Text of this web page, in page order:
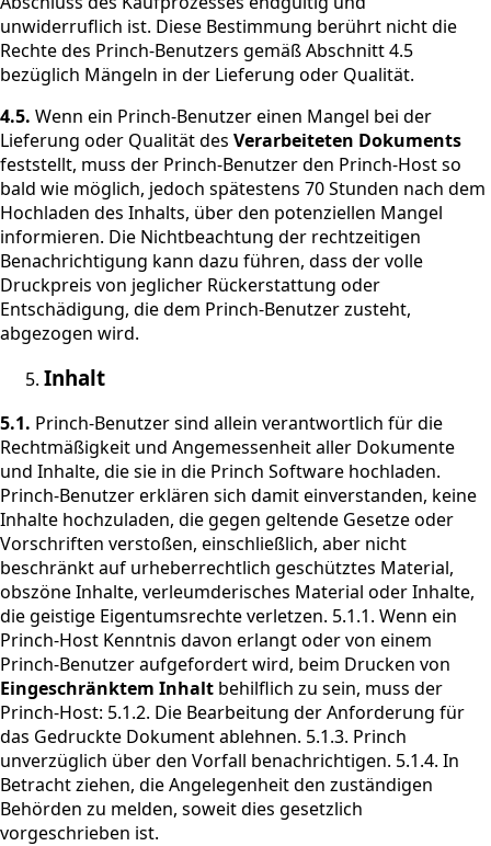
unwiderruflich ist. Diese Bestimmung berührt nicht die
Rechte des Princh-Benutzers gemäß Abschnitt 4.5
bezüglich Mängeln in der Lieferung oder Qualität.
4.5. Wenn ein Princh-Benutzer einen Mangel bei der
Lieferung oder Qualität des Verarbeiteten Dokuments
feststellt, muss der Princh-Benutzer den Princh-Host so
bald wie möglich, jedoch spätestens 70 Stunden nach dem
Hochladen des Inhalts, über den potenziellen Mangel
informieren. Die Nichtbeachtung der rechtzeitigen
Benachrichtigung kann dazu führen, dass der volle
Druckpreis von jeglicher Rückerstattung oder
Entschädigung, die dem Princh-Benutzer zusteht,
abgezogen wird.
Inhalt
5.1. Princh-Benutzer sind allein verantwortlich für die
Rechtmäßigkeit und Angemessenheit aller Dokumente
und Inhalte, die sie in die Princh Software hochladen.
Princh-Benutzer erklären sich damit einverstanden, keine
Inhalte hochzuladen, die gegen geltende Gesetze oder
Vorschriften verstoßen, einschließlich, aber nicht
beschränkt auf urheberrechtlich geschütztes Material,
obszöne Inhalte, verleumderisches Material oder Inhalte,
die geistige Eigentumsrechte verletzen. 5.1.1. Wenn ein
Princh-Host Kenntnis davon erlangt oder von einem
Princh-Benutzer aufgefordert wird, beim Drucken von
Eingeschränktem Inhalt behilflich zu sein, muss der
Princh-Host: 5.1.2. Die Bearbeitung der Anforderung für
das Gedruckte Dokument ablehnen. 5.1.3. Princh
unverzüglich über den Vorfall benachrichtigen. 5.1.4. In
Betracht ziehen, die Angelegenheit den zuständigen
Behörden zu melden, soweit dies gesetzlich
vorgeschrieben ist.